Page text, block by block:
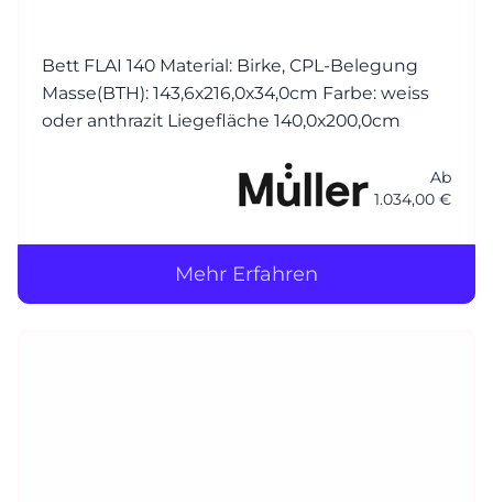
Bett FLAI 140 Material: Birke, CPL-Belegung
Masse(BTH): 143,6x216,0x34,0cm Farbe: weiss
oder anthrazit Liegefläche 140,0x200,0cm
Ab
1.034,00 €
Mehr Erfahren